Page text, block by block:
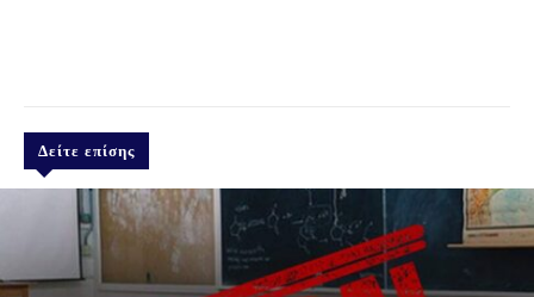
Δείτε επίσης